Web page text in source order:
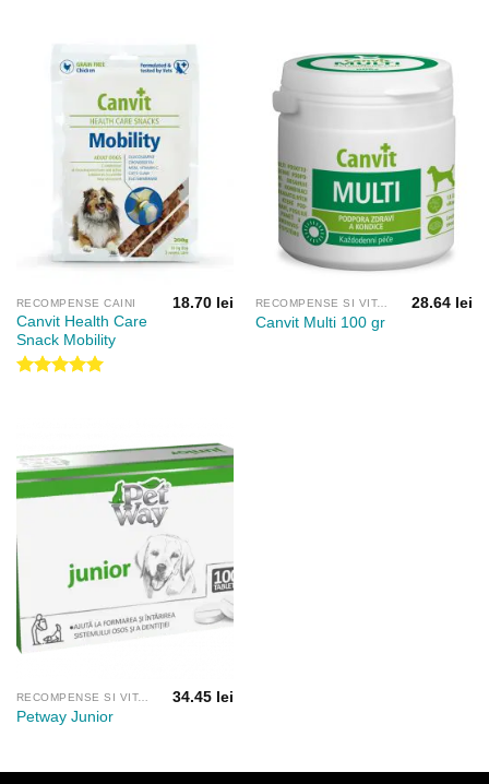
RECOMPENSE CAINI
Canvit Health Care
Snack Mobility
18.70 lei RECOMPENSE SI VITAMINE
Canvit Multi 100 gr
28.64 lei
RECOMPENSE SI VITAMINE
Petway Junior
34.45 lei